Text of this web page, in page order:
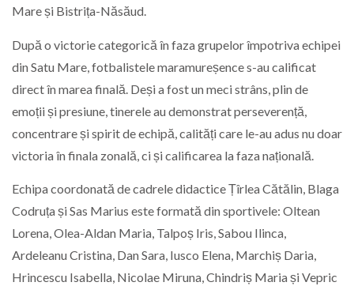
Mare și Bistrița-Năsăud.
După o victorie categorică în faza grupelor împotriva echipei
din Satu Mare, fotbalistele maramureșence s-au calificat
direct în marea finală. Deși a fost un meci strâns, plin de
emoții și presiune, tinerele au demonstrat perseverență,
concentrare și spirit de echipă, calități care le-au adus nu doar
victoria în finala zonală, ci și calificarea la faza națională.
Echipa coordonată de cadrele didactice Țîrlea Cătălin, Blaga
Codruța și Sas Marius este formată din sportivele: Oltean
Lorena, Olea-Aldan Maria, Talpoș Iris, Sabou Ilinca,
Ardeleanu Cristina, Dan Sara, Iusco Elena, Marchiș Daria,
Hrincescu Isabella, Nicolae Miruna, Chindriș Maria și Vepric